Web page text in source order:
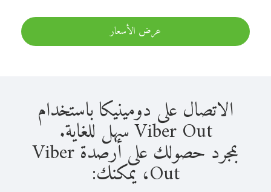
عرض الأسعار
الاتصال على دومينيكا باستخدام
Viber Out سهل للغاية.
بمجرد حصولك على أرصدة Viber
Out، يمكنك: